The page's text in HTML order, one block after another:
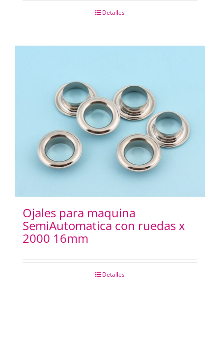
Detalles
Ojales para maquina
SemiAutomatica con ruedas x
2000 16mm
Detalles